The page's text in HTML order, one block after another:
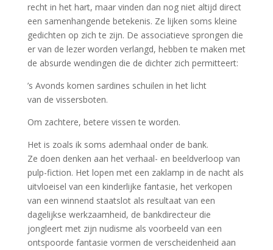
recht in het hart, maar vinden dan nog niet altijd direct
een samenhangende betekenis. Ze lijken soms kleine
gedichten op zich te zijn. De associatieve sprongen die
er van de lezer worden verlangd, hebben te maken met
de absurde wendingen die de dichter zich permitteert:
’s Avonds komen sardines schuilen in het licht
van de vissersboten.
Om zachtere, betere vissen te worden.
Het is zoals ik soms ademhaal onder de bank.
Ze doen denken aan het verhaal- en beeldverloop van
pulp-fiction. Het lopen met een zaklamp in de nacht als
uitvloeisel van een kinderlijke fantasie, het verkopen
van een winnend staatslot als resultaat van een
dagelijkse werkzaamheid, de bankdirecteur die
jongleert met zijn nudisme als voorbeeld van een
ontspoorde fantasie vormen de verscheidenheid aan